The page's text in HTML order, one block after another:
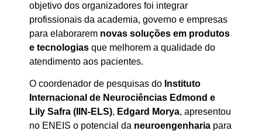
objetivo dos organizadores foi integrar
profissionais da academia, governo e empresas
para elaborarem novas soluções em produtos
e tecnologias que melhorem a qualidade do
atendimento aos pacientes.
O coordenador de pesquisas do Instituto
Internacional de Neurociências Edmond e
Lily Safra (IIN-ELS), Edgard Morya, apresentou
no ENEIS o potencial da neuroengenharia para